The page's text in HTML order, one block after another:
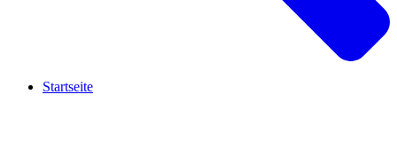
Startseite